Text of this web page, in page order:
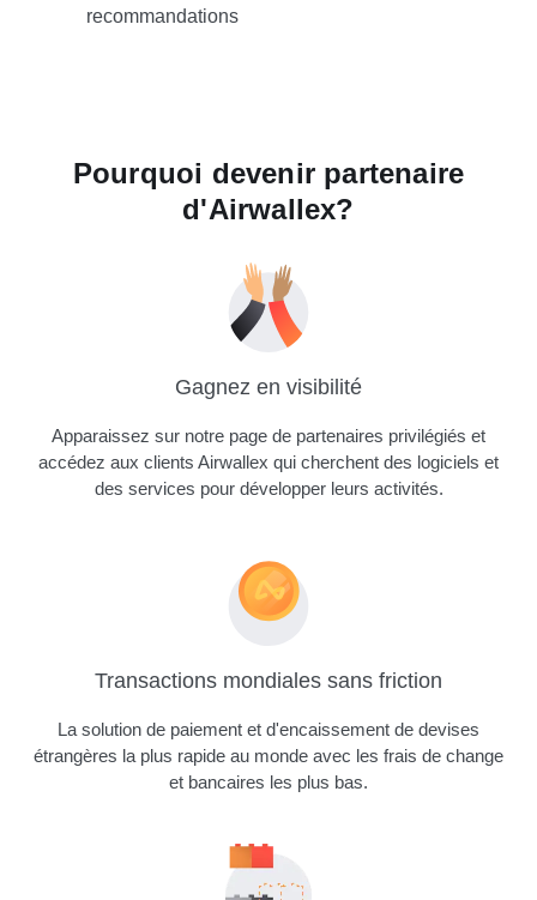
recommandations
Pourquoi devenir partenaire
d'Airwallex?
Gagnez en visibilité
Apparaissez sur notre page de partenaires privilégiés et
accédez aux clients Airwallex qui cherchent des logiciels et
des services pour développer leurs activités.
Transactions mondiales sans friction
La solution de paiement et d'encaissement de devises
étrangères la plus rapide au monde avec les frais de change
et bancaires les plus bas.